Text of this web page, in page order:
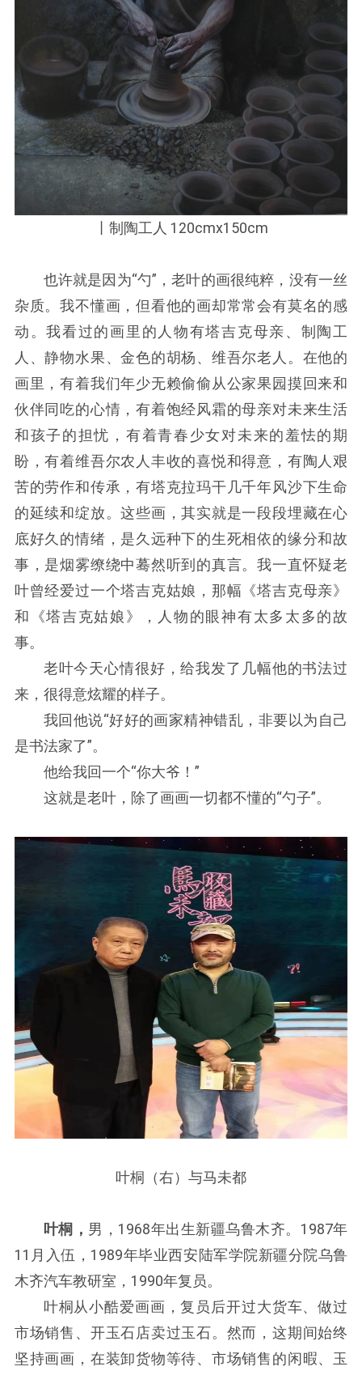
丨制陶工人 120cmx150cm
也许就是因为“勺”，老叶的画很纯粹，没有一丝
杂质。我不懂画，但看他的画却常常会有莫名的感
动。我看过的画里的人物有塔吉克母亲、制陶工
人、静物水果、金色的胡杨、维吾尔老人。在他的
画里，有着我们年少无赖偷偷从公家果园摸回来和
伙伴同吃的心情，有着饱经风霜的母亲对未来生活
和孩子的担忧，有着青春少女对未来的羞怯的期
盼，有着维吾尔农人丰收的喜悦和得意，有陶人艰
苦的劳作和传承，有塔克拉玛干几千年风沙下生命
的延续和绽放。这些画，其实就是一段段埋藏在心
底好久的情绪，是久远种下的生死相依的缘分和故
事，是烟雾缭绕中蓦然听到的真言。我一直怀疑老
叶曾经爱过一个塔吉克姑娘，那幅《塔吉克母亲》
和《塔吉克姑娘》，人物的眼神有太多太多的故
事。
老叶今天心情很好，给我发了几幅他的书法过
来，很得意炫耀的样子。
我回他说“好好的画家精神错乱，非要以为自己
是书法家了”。
他给我回一个“你大爷！”
这就是老叶，除了画画一切都不懂的“勺子”。
叶桐（右）与马未都
叶桐， 男，1968年出生新疆乌鲁木齐。1987年
11月入伍，1989年毕业西安陆军学院新疆分院乌鲁
木齐汽车教研室，1990年复员。
叶桐从小酷爱画画，复员后开过大货车、做过
市场销售、开玉石店卖过玉石。然而，这期间始终
坚持画画，在装卸货物等待、市场销售的闲暇、玉